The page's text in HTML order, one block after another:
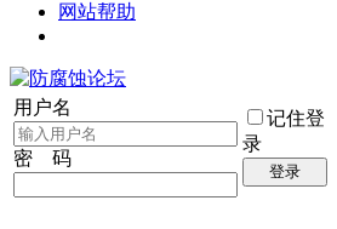
网站帮助
用户名
密 码
记住登
录
登录